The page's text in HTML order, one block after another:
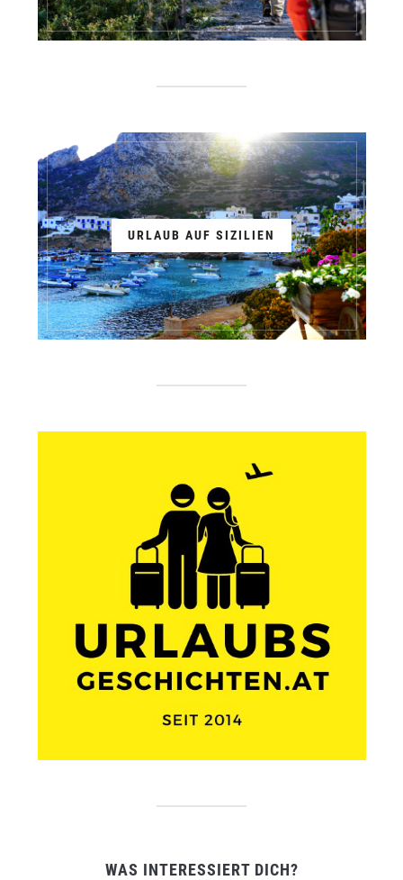
URLAUB AUF SIZILIEN
WAS INTERESSIERT DICH?